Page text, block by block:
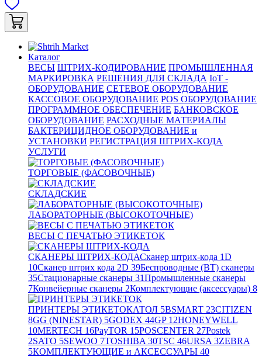
Каталог
ВЕСЫ ШТРИХ-КОДИРОВАНИЕ ПРОМЫШЛЕННАЯ
МАРКИРОВКА РЕШЕНИЯ ДЛЯ СКЛАДА IoT -
ОБОРУДОВАНИЕ СЕТЕВОЕ ОБОРУДОВАНИЕ
КАССОВОЕ ОБОРУДОВАНИЕ POS ОБОРУДОВАНИЕ
ПРОГРАММНОЕ ОБЕСПЕЧЕНИЕ БАНКОВСКОЕ
ОБОРУДОВАНИЕ РАСХОДНЫЕ МАТЕРИАЛЫ
БАКТЕРИЦИДНОЕ ОБОРУДОВАНИЕ и
УСТАНОВКИ РЕГИСТРАЦИЯ ШТРИХ-КОДА
УСЛУГИ
ТОРГОВЫЕ (ФАСОВОЧНЫЕ)
СКЛАДСКИЕ
ЛАБОРАТОРНЫЕ (ВЫСОКОТОЧНЫЕ)
ВЕСЫ С ПЕЧАТЬЮ ЭТИКЕТОК
СКАНЕРЫ ШТРИХ-КОДАСканер штрих-кода 1D
10Сканер штрих кода 2D 39Беспроводные (BT) сканеры
35Стационарные сканеры 31Промышленные сканеры
7Конвейерные сканеры 2Комплектующие (аксессуары) 8
ПРИНТЕРЫ ЭТИКЕТОКАТОЛ 5BSMART 23CITIZEN
8GG (NINESTAR) 5GODEX 44GP12HONEYWELL
10MERTECH 16PayTOR 15POSCENTER 27Postek
2SATO 5SEWOO 7TOSHIBA 30TSC 46URSA 3ZEBRA
5КОМПЛЕКТУЮЩИЕ и АКСЕССУАРЫ 40